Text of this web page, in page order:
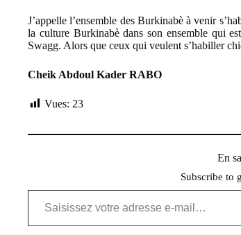
J’appelle l’ensemble des Burkinabè à venir
la culture Burkinabè dans son ensemble qui
Swagg. Alors que ceux qui veulent s’habiller
Cheik Abdoul Kader RABO
Vues: 23
En
Subscribe to
Saisissez votre adresse e-mail…